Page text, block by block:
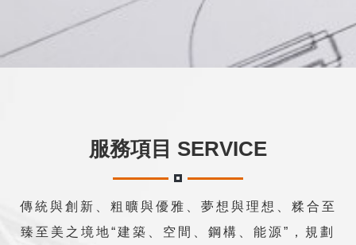
服務項目 SERVICE
傳統與創新、粗曠與優雅、夢想與理想、糅合至
臻至美之境地“建築、空間、鋼構、能源”，規劃